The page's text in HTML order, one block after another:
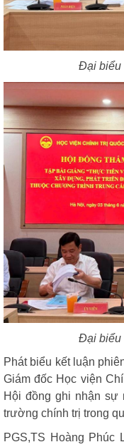
Đại biểu
Đại biểu
Phát biểu kết luận
Giám đốc Học viện
Hội đồng ghi nhận sự
trường chính trị trong
PGS,TS Hoàng Phúc